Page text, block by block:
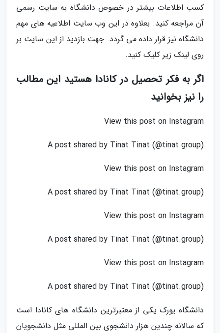
کسب اطلاعات بیشتر در خصوص دانشگاه به سایت رسمی
آن مراجعه کنید. بعلاوه در این وب سایت اطلاعیه های مهم
دانشگاه نیز قرار داده می گردد. جهت بازدید از این سایت بر
روی لینک زیر کلیک کنید.
اگر به فکر تحصیل در کانادا هستید این مطالب
را نیز بخوانید
View this post on Instagram
A post shared by Tinat Tinat (@tinat.group)
View this post on Instagram
A post shared by Tinat Tinat (@tinat.group)
View this post on Instagram
A post shared by Tinat Tinat (@tinat.group)
View this post on Instagram
A post shared by Tinat Tinat (@tinat.group)
دانشگاه یورک یکی از معتبرترین دانشگاه های کانادا است
که سالانه چندین هزار دانشجوی بین المللی مثل دانشجویان